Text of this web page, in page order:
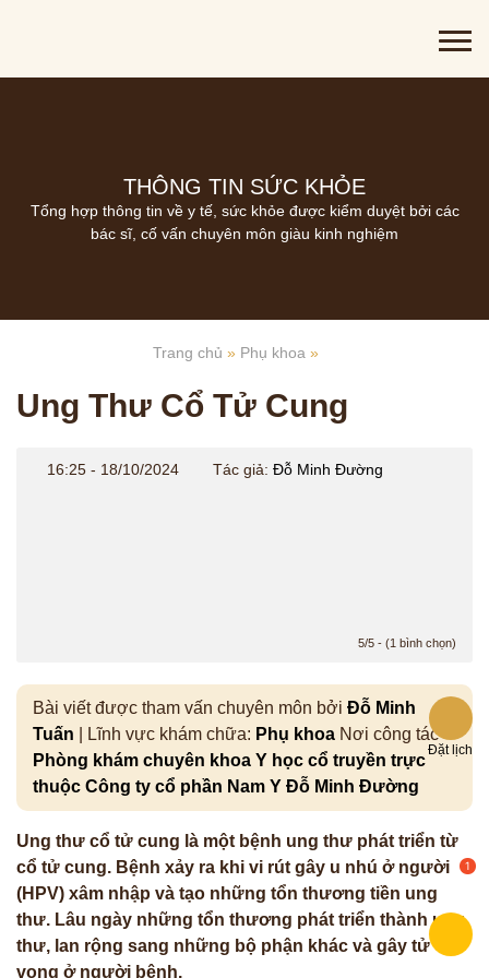
THÔNG TIN SỨC KHỎE
Tổng hợp thông tin về y tế, sức khỏe được kiểm duyệt bởi các
bác sĩ, cố vấn chuyên môn giàu kinh nghiệm
Trang chủ » Phụ khoa »
Ung Thư Cổ Tử Cung
16:25 - 18/10/2024 Tác giả: Đỗ Minh Đường
5/5 - (1 bình chọn)
Bài viết được tham vấn chuyên môn bởi Đỗ Minh
Tuấn | Lĩnh vực khám chữa: Phụ khoa Nơi công tác
Phòng khám chuyên khoa Y học cổ truyền trực
thuộc Công ty cổ phần Nam Y Đỗ Minh Đường
Ung thư cổ tử cung là một bệnh ung thư phát triển từ
cổ tử cung. Bệnh xảy ra khi vi rút gây u nhú ở người
(HPV) xâm nhập và tạo những tổn thương tiền ung
thư. Lâu ngày những tổn thương phát triển thành ung
thư, lan rộng sang những bộ phận khác và gây tử
vong ở người bệnh.
THĂM KHÁM
CÙNG CHUYÊN GIA Y HỌC CỔ TRUYỀN
Đặt lịch